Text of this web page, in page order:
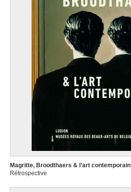
Magritte, Broodthaers & l’art contemporain
Rétrospective